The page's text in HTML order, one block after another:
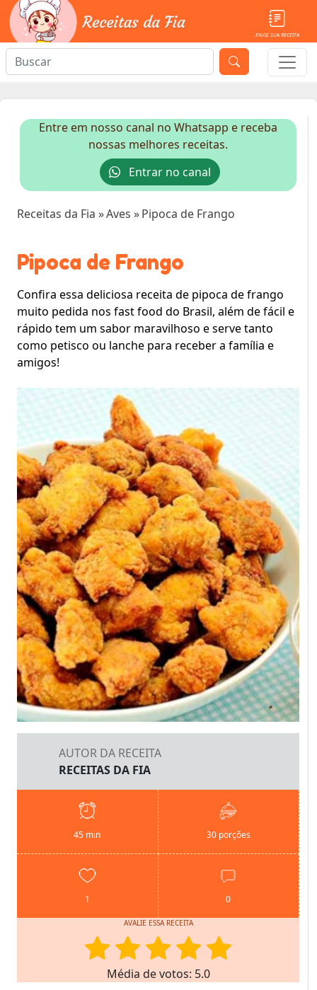
ENVIE SUA RECEITA
Entre em nosso canal no Whatsapp e receba
nossas melhores receitas.
Entrar no canal
Receitas da Fia »Aves »Pipoca de Frango
Pipoca de Frango
Confira essa deliciosa receita de pipoca de frango
muito pedida nos fast food do Brasil, além de fácil e
rápido tem um sabor maravilhoso e serve tanto
como petisco ou lanche para receber a família e
amigos!
AUTOR DA RECEITA
RECEITAS DA FIA
45 min 30 porções
1 0
AVALIE ESSA RECEITA
Média de votos: 5.0